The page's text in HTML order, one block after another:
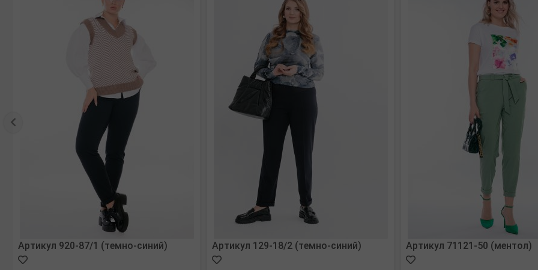
Артикул 920-87/1 (темно-синий) Артикул 129-18/2 (темно-синий) Артикул 71121-50 (ментол)